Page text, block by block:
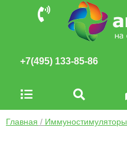
+7(495) 133-85-86
Главная / Иммуностимуляторы